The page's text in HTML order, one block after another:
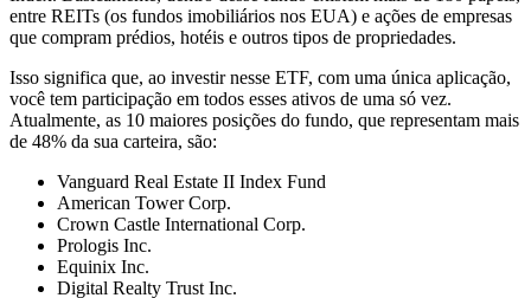
entre REITs (os fundos imobiliários nos EUA) e ações de empresas
que compram prédios, hotéis e outros tipos de propriedades.
Isso significa que, ao investir nesse ETF, com uma única aplicação,
você tem participação em todos esses ativos de uma só vez.
Atualmente, as 10 maiores posições do fundo, que representam mais
de 48% da sua carteira, são:
Vanguard Real Estate II Index Fund
American Tower Corp.
Crown Castle International Corp.
Prologis Inc.
Equinix Inc.
Digital Realty Trust Inc.